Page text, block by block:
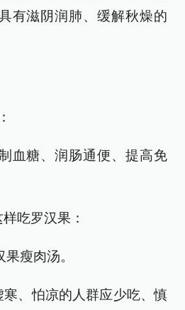
有滋阴润肺、缓解秋燥的
血糖、润肠通便、提高免
吃罗汉果：
瘦肉汤。
、怕凉的人群应少吃、慎